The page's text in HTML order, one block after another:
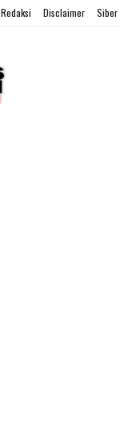
Redaksi Disclaimer Siber